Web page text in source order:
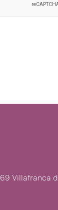
Villafranca